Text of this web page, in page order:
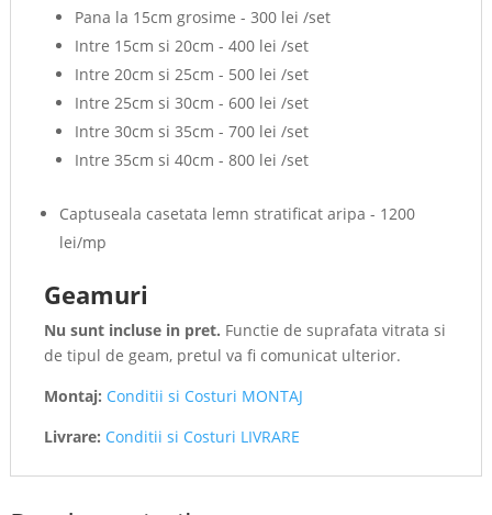
Pana la 15cm grosime - 300 lei /set
Intre 15cm si 20cm - 400 lei /set
Intre 20cm si 25cm - 500 lei /set
Intre 25cm si 30cm - 600 lei /set
Intre 30cm si 35cm - 700 lei /set
Intre 35cm si 40cm - 800 lei /set
Captuseala casetata lemn stratificat aripa - 1200
lei/mp
Geamuri
Nu sunt incluse in pret. Functie de suprafata vitrata si
de tipul de geam, pretul va fi comunicat ulterior.
Montaj: Conditii si Costuri MONTAJ
Livrare: Conditii si Costuri LIVRARE